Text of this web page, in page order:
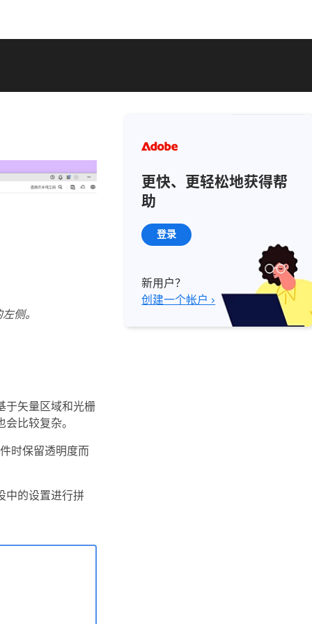
侧。
于矢量区域和光栅
比较复杂。
时保留透明度而
中的设置进行拼
更快、更轻松地获得帮
助
登录
新用户？
创建一个帐户 ›